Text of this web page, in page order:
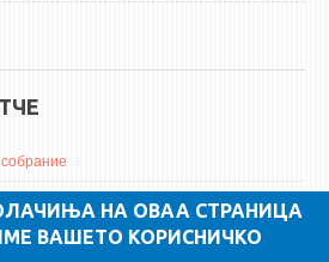
собрание
НА ОВАА СТРАНИЦА
ВАШЕТО КОРИСНИЧКО